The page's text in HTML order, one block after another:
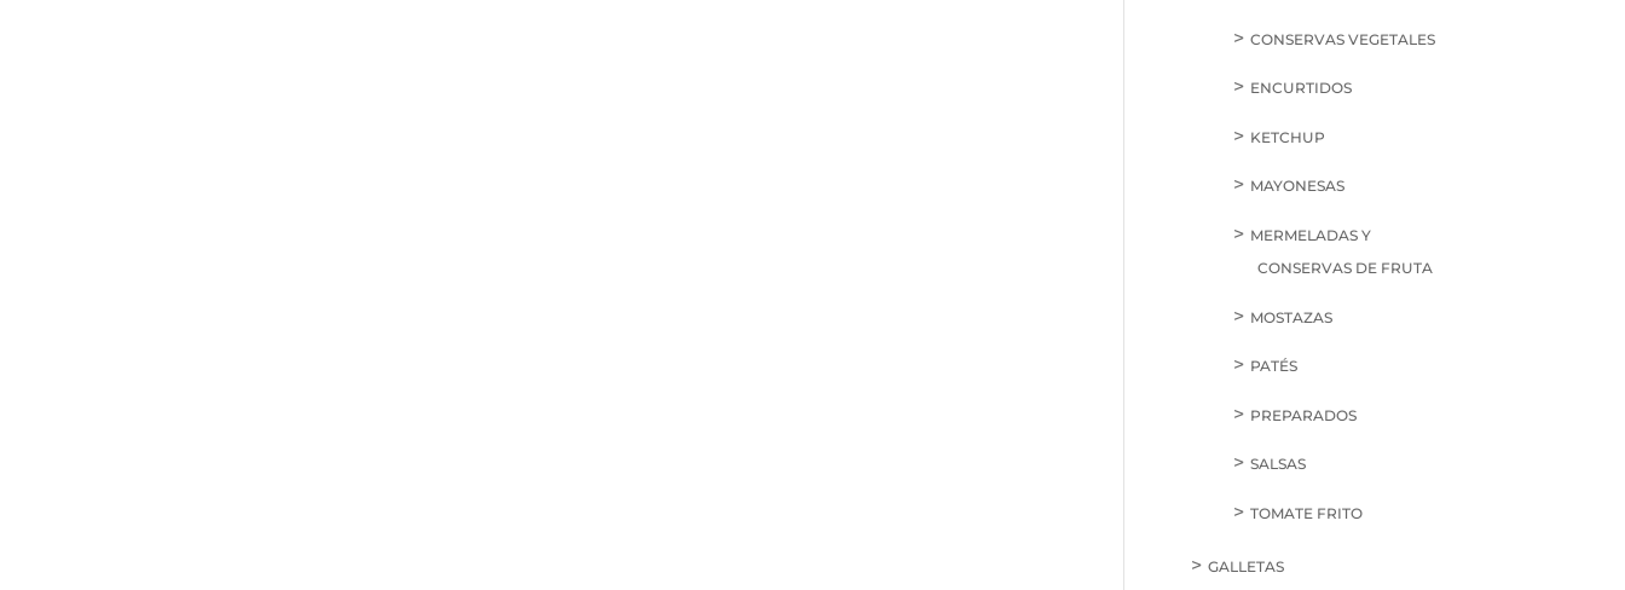
CONSERVAS VEGETALES
ENCURTIDOS
KETCHUP
MAYONESAS
MERMELADAS Y
CONSERVAS DE FRUTA
MOSTAZAS
PATÉS
PREPARADOS
SALSAS
TOMATE FRITO
GALLETAS